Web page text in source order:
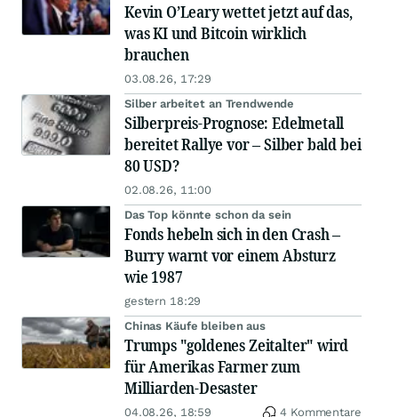
Kevin O’Leary wettet jetzt auf das,
was KI und Bitcoin wirklich
brauchen
03.08.26, 17:29
Silber arbeitet an Trendwende
Silberpreis-Prognose: Edelmetall
bereitet Rallye vor – Silber bald bei
80 USD?
02.08.26, 11:00
Das Top könnte schon da sein
Fonds hebeln sich in den Crash –
Burry warnt vor einem Absturz
wie 1987
gestern 18:29
Chinas Käufe bleiben aus
Trumps "goldenes Zeitalter" wird
für Amerikas Farmer zum
Milliarden-Desaster
04.08.26, 18:59 4 Kommentare